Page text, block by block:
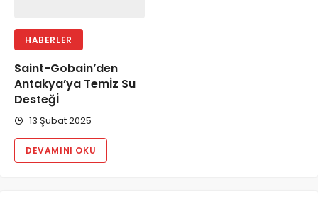
HABERLER
Saint-Gobain’den
Antakya’ya Temİz Su
Desteğİ
13 Şubat 2025
DEVAMINI OKU